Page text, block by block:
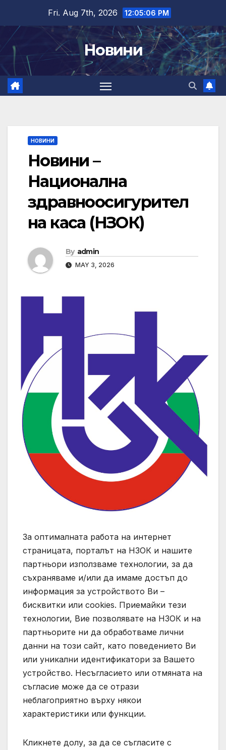
content
Fri. Aug 7th, 2026 12:05:07 PM
Новини
НОВИНИ
Новини –
Национална
здравноосигурител
на каса (НЗОК)
By admin
MAY 3, 2026
За оптималната работа на интернет
страницата, порталът на НЗОК и нашите
партньори използваме технологии, за да
съхраняваме и/или да имаме достъп до
информация за устройството Ви –
бисквитки или cookies. Приемайки тези
технологии, Вие позволявате на НЗОК и на
партньорите ни да обработваме лични
данни на този сайт, като поведението Ви
или уникални идентификатори за Вашето
устройство. Несъгласието или отмяната на
съгласие може да се отрази
неблагоприятно върху някои
характеристики или функции.
Кликнете долу, за да се съгласите с